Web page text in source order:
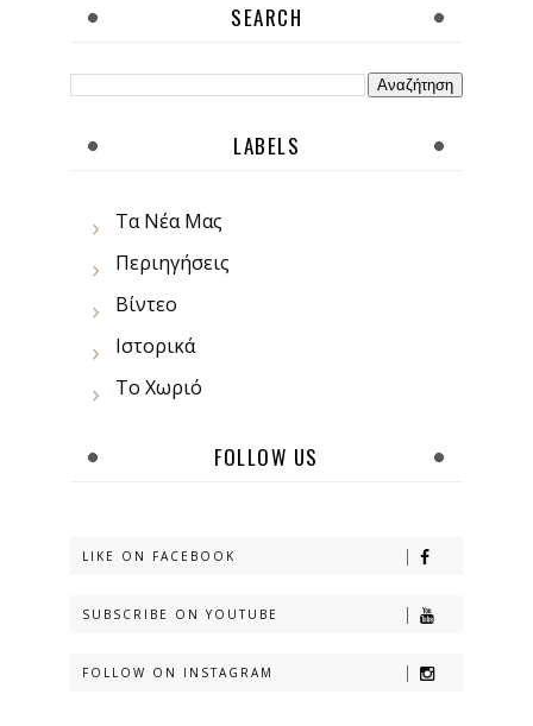
SEARCH
LABELS
Τα Νέα Μας
Περιηγήσεις
Βίντεο
Ιστορικά
Το Χωριό
FOLLOW US
LIKE ON FACEBOOK
SUBSCRIBE ON YOUTUBE
FOLLOW ON INSTAGRAM